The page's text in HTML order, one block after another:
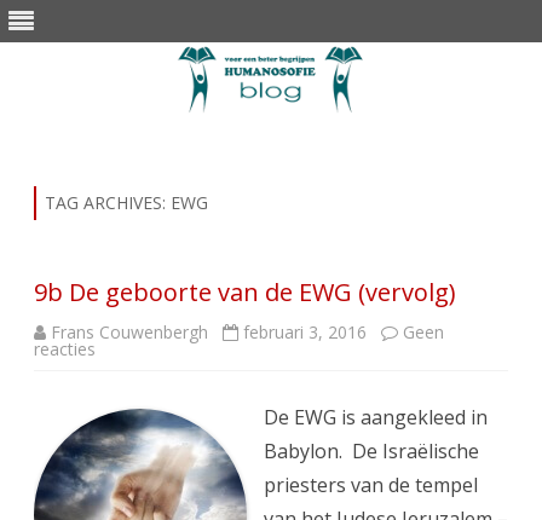
TAG ARCHIVES: EWG
9b De geboorte van de EWG (vervolg)
Frans Couwenbergh februari 3, 2016 Geen
reacties
van
de
EWG
(vervolg)
De EWG is aangekleed in
Babylon. De Israëlische
priesters van de tempel